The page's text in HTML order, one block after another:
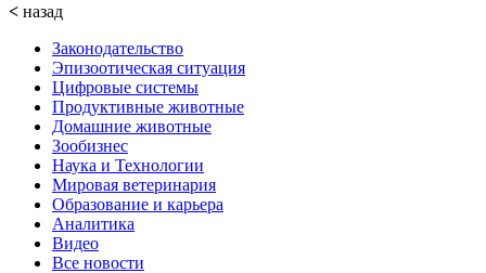
< назад
Законодательство
Эпизоотическая ситуация
Цифровые системы
Продуктивные животные
Домашние животные
Зообизнес
Наука и Технологии
Мировая ветеринария
Образование и карьера
Аналитика
Видео
Все новости